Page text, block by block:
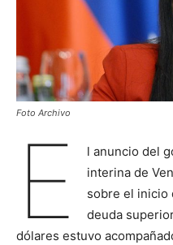
Foto Archivo
E
l anuncio del
interina de
sobre el inicio
deuda
dólares estuvo